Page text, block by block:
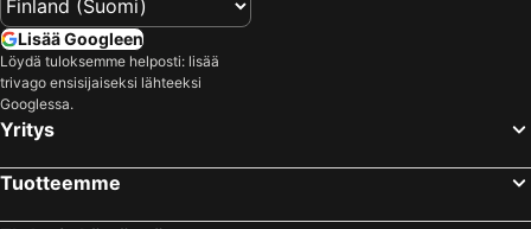
Hotellit – Sisilia
Lisää Googleen
Löydä tuloksemme helposti: lisää
trivago ensisijaiseksi lähteeksi
Googlessa.
Yritys
Tuotteemme